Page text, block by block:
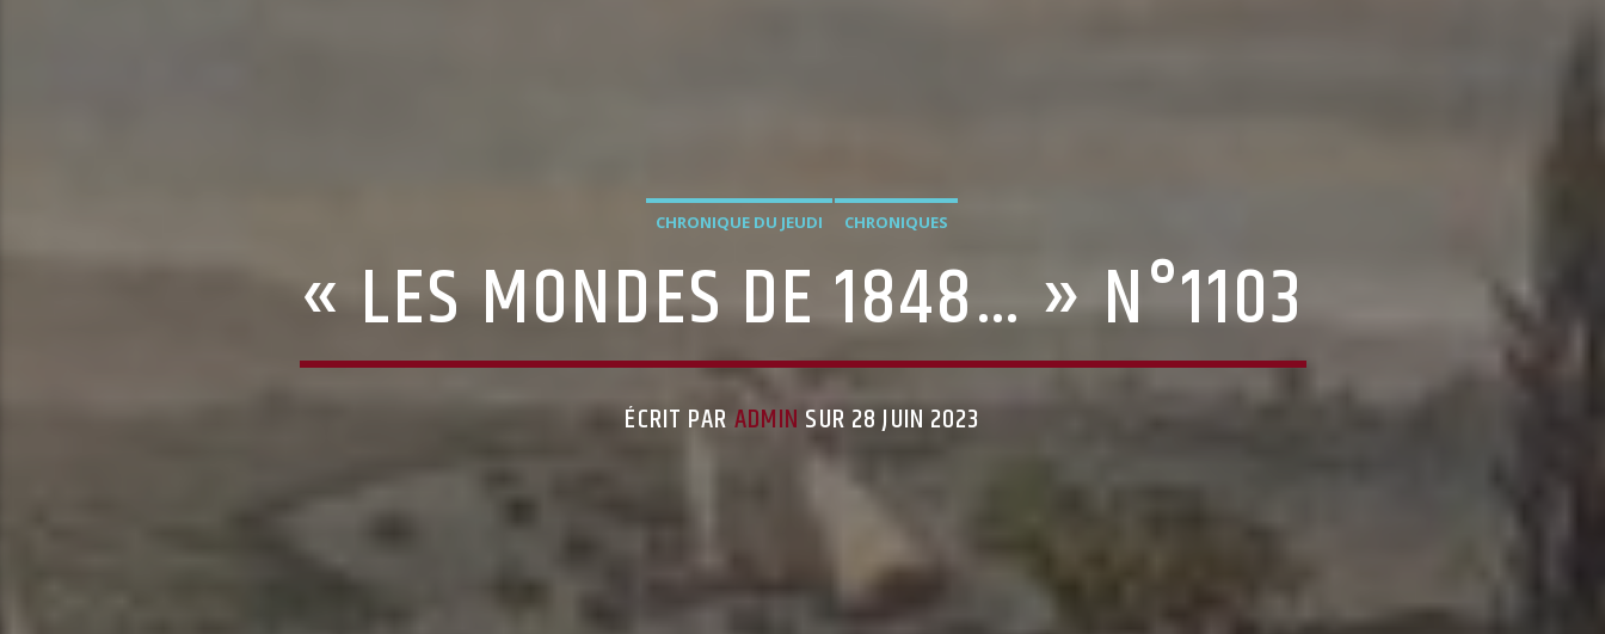
CHRONIQUE DU JEUDI CHRONIQUES
« LES MONDES DE 1848… » N°1103
ÉCRIT PAR ADMIN SUR 28 JUIN 2023